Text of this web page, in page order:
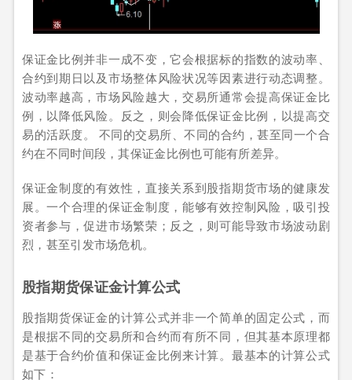
保证金比例并非一成不变，它会根据标的指数的波动率、
合约到期日以及市场整体风险状况等因素进行动态调整。
波动率越高，市场风险越大，交易所通常会提高保证金比
例，以降低风险。反之，则会降低保证金比例，以提高交
易的活跃度。 不同的交易所、不同的合约，甚至同一个合
约在不同时间段，其保证金比例也可能有所差异。
保证金制度的有效性，直接关系到股指期货市场的健康发
展。一个合理的保证金制度，能够有效控制风险，吸引投
资者参与，促进市场繁荣；反之，则可能导致市场波动剧
烈，甚至引发市场危机。
股指期货保证金计算公式
股指期货保证金的计算公式并非一个简单的固定公式，而
是根据不同的交易所和合约而有所不同，但其基本原理都
是基于合约价值和保证金比例来计算。最基本的计算公式
如下：